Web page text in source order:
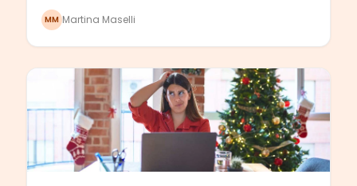
MM Martina Maselli